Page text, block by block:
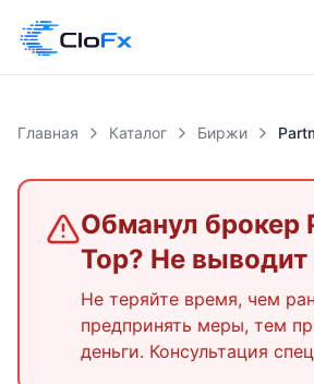
Главная Каталог Биржи
Обманул брокер
Top? Не выводит
Не теряйте время, чем
предпринять меры, тем
деньги. Консультация